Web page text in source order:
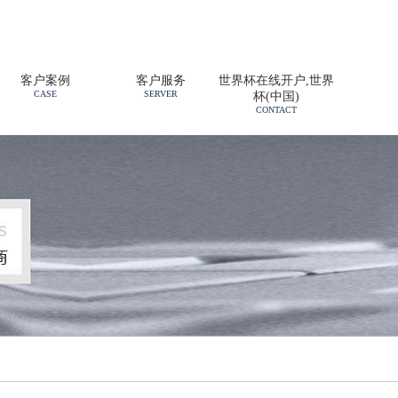
客户案例
CASE
客户服务
SERVER
世界杯在线开户,世界
杯(中国)
CONTACT